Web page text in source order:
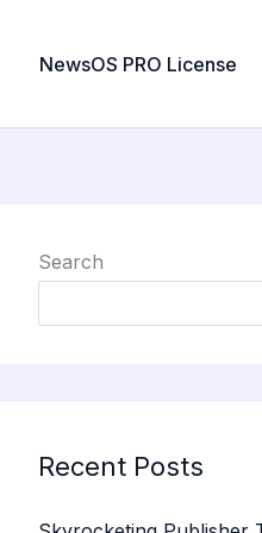
NewsOS PRO License
Search
Recent Posts